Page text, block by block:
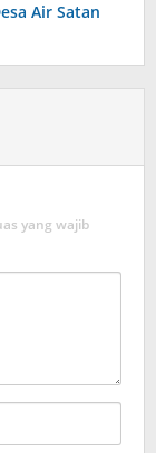
Air Satan
yang wajib